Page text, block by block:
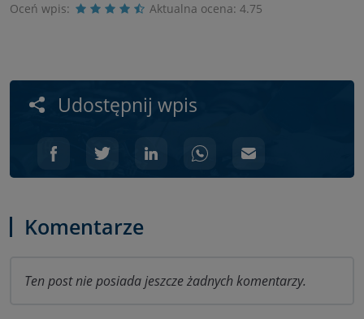
Oceń wpis: Aktualna ocena: 4.75
Udostępnij wpis
Komentarze
Ten post nie posiada jeszcze żadnych komentarzy.